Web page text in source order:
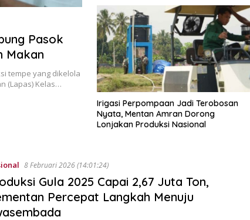
Pasok
Makan
tempe yang dikelola
(Lapas) Kelas…
Irigasi Perpompaan Jadi Terobosan
Nyata, Mentan Amran Dorong
Lonjakan Produksi Nasional
8 Februari 2026 (14:01:24)
Gula 2025 Capai 2,67 Juta Ton,
Percepat Langkah Menuju